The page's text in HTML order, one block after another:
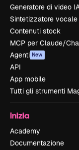
Generatore di video
Sintetizzatore vocale
Contenuti stock
MCP per Claude/
Agenti New
API
App mobile
Tutti gli strumenti
Inizia
Academy
Documentazione